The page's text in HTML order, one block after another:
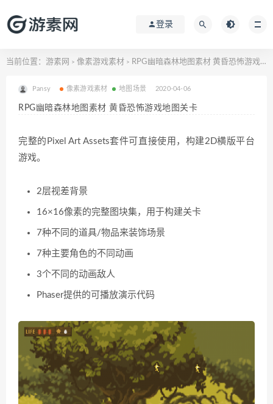
登录
当前位置： 游素网 > 像素游戏素材 > RPG幽暗森林地图素材 黄昏恐怖游戏地图关卡
Pansy 像素游戏素材 地图场景 2020-04-06
RPG幽暗森林地图素材 黄昏恐怖游戏地图关卡
完整的Pixel Art Assets套件可直接使用，构建2D横版平台
游戏。
2层视差背景
16×16像素的完整图块集，用于构建关卡
7种不同的道具/物品来装饰场景
7种主要角色的不同动画
3个不同的动画敌人
Phaser提供的可播放演示代码